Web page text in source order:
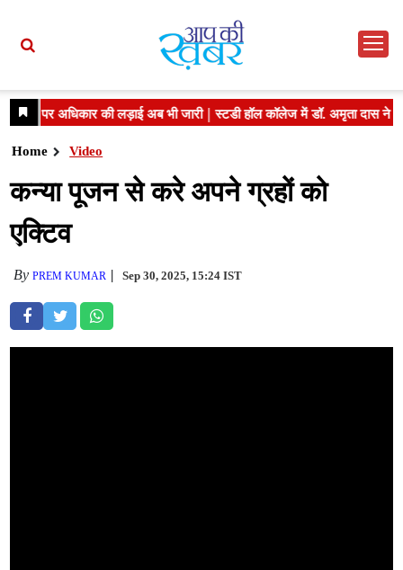
Home Video
कन्या पूजन से करे अपने ग्रहों को
एक्टिव
ByPREM KUMAR Sep 30, 2025, 15:24 IST